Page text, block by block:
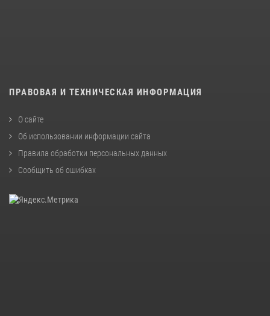
ПРАВОВАЯ И ТЕХНИЧЕСКАЯ ИНФОРМАЦИЯ
О сайте
Об использовании информации сайта
Правила обработки персональных данных
Сообщить об ошибках